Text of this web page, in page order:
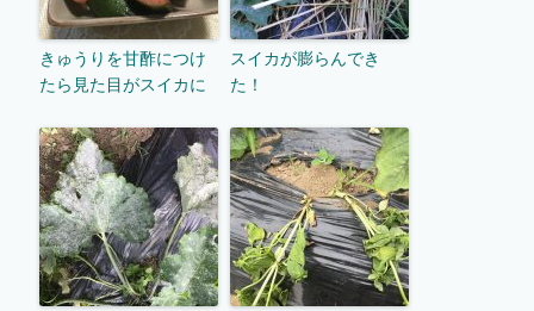
きゅうりを甘酢につけ
たら見た目がスイカに
スイカが膨らんでき
た！